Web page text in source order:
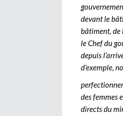
devant le
bâtiment, de
le Chef du
depuis
d’exemple,
des femmes
directs du